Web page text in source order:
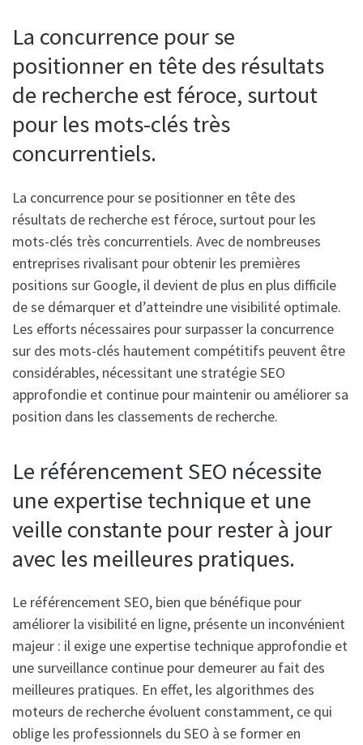
La concurrence pour se
positionner en tête des résultats
de recherche est féroce, surtout
pour les mots-clés très
concurrentiels.
La concurrence pour se positionner en tête des
résultats de recherche est féroce, surtout pour les
mots-clés très concurrentiels. Avec de nombreuses
entreprises rivalisant pour obtenir les premières
positions sur Google, il devient de plus en plus difficile
de se démarquer et d’atteindre une visibilité optimale.
Les efforts nécessaires pour surpasser la concurrence
sur des mots-clés hautement compétitifs peuvent être
considérables, nécessitant une stratégie SEO
approfondie et continue pour maintenir ou améliorer sa
position dans les classements de recherche.
Le référencement SEO nécessite
une expertise technique et une
veille constante pour rester à jour
avec les meilleures pratiques.
Le référencement SEO, bien que bénéfique pour
améliorer la visibilité en ligne, présente un inconvénient
majeur : il exige une expertise technique approfondie et
une surveillance continue pour demeurer au fait des
meilleures pratiques. En effet, les algorithmes des
moteurs de recherche évoluent constamment, ce qui
oblige les professionnels du SEO à se former en